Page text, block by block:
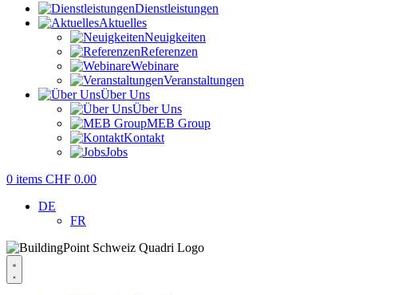
Dienstleistungen
Aktuelles
Neuigkeiten
Referenzen
Webinare
Veranstaltungen
Über Uns
Über Uns
MEB Group
Kontakt
Jobs
0 items CHF 0.00
DE
FR